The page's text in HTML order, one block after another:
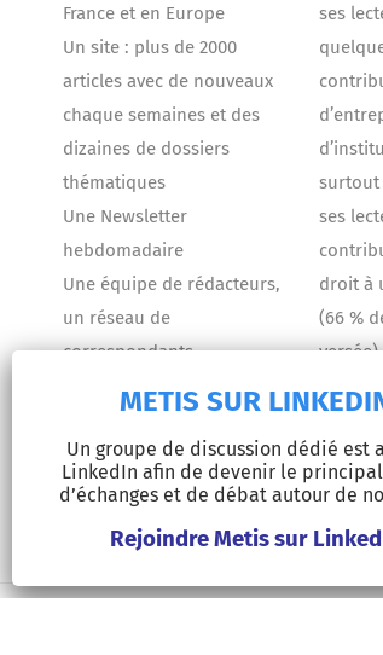
France et en Europe
Un site : plus de 2000
articles avec de nouveaux
chaque semaines et des
dizaines de dossiers
thématiques
Une Newsletter
hebdomadaire
Une équipe de rédacteurs,
un réseau de
correspondants
Contact
ses
surtout
ses
droit à
(66 %
versée).
METIS SUR
Un groupe de discussion dédié est
LinkedIn afin de devenir le
d’échanges et de débat autour de
Rejoindre Metis sur